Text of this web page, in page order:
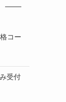
コー
受付